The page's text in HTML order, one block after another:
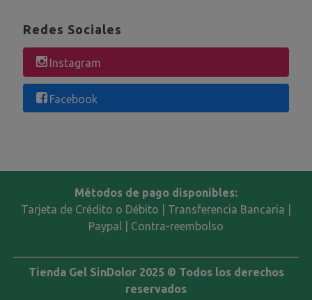
Redes Sociales
Instagram
Facebook
Métodos de pago disponibles:
Tarjeta de Crédito o Débito | Transferencia Bancaria |
Paypal | Contra-reembolso
Tienda Gel SinDolor 2025 © Todos los derechos
reservados